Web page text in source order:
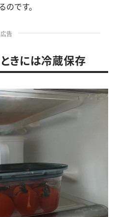
です。
広告
きには冷蔵保存